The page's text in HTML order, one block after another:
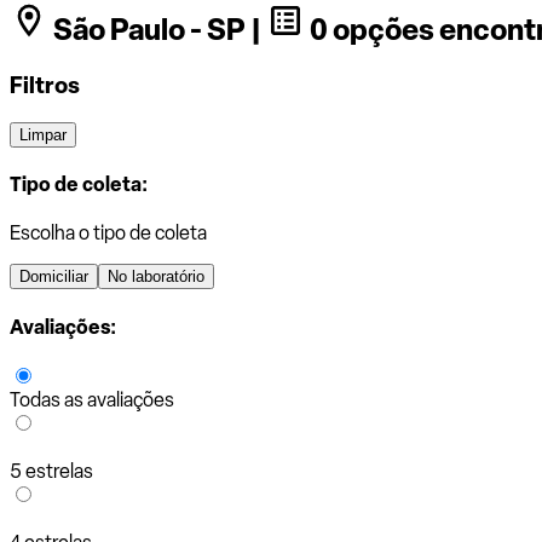
São Paulo - SP |
0 opções
Filtros
Limpar
Tipo de coleta:
Escolha o tipo de coleta
Domiciliar No laboratório
Avaliações:
Todas as avaliações
5 estrelas